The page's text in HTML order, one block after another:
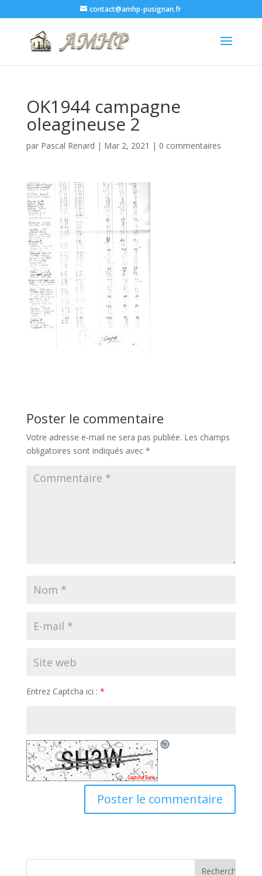
contact@amhp-pusignan.fr
OK1944 campagne
oleagineuse 2
par Pascal Renard | Mar 2, 2021 | 0 commentaires
Poster le commentaire
Votre adresse e-mail ne sera pas publiée. Les champs
obligatoires sont indiqués avec *
Entrez Captcha ici : *